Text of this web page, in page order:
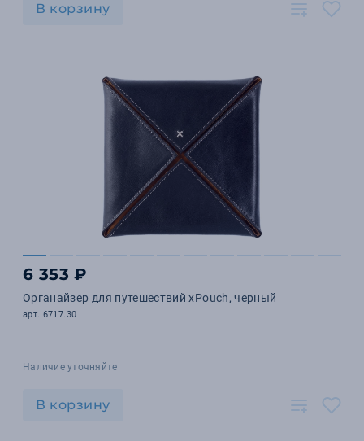
В корзину
6 353 ₽
Органайзер для путешествий xPouch, черный
арт. 6717.30
Наличие уточняйте
В корзину